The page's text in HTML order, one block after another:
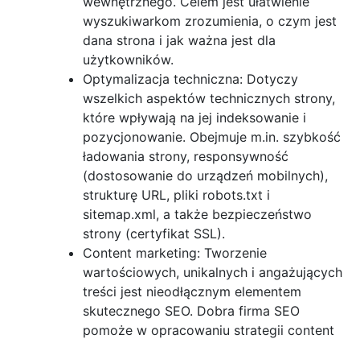
wyszukiwarkom zrozumienia, o czym jest
dana strona i jak ważna jest dla
użytkowników.
Optymalizacja techniczna: Dotyczy
wszelkich aspektów technicznych strony,
które wpływają na jej indeksowanie i
pozycjonowanie. Obejmuje m.in. szybkość
ładowania strony, responsywność
(dostosowanie do urządzeń mobilnych),
strukturę URL, pliki robots.txt i
sitemap.xml, a także bezpieczeństwo
strony (certyfikat SSL).
Content marketing: Tworzenie
wartościowych, unikalnych i angażujących
treści jest nieodłącznym elementem
skutecznego SEO. Dobra firma SEO
pomoże w opracowaniu strategii content